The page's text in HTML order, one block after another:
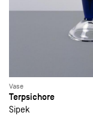
Vase
Terpsichore
Sipek